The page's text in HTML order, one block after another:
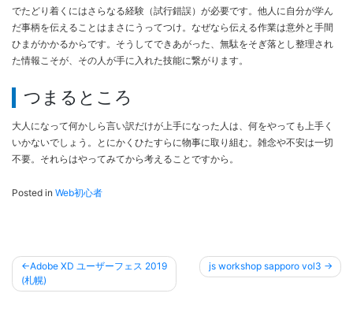
でたどり着くにはさらなる経験（試行錯誤）が必要です。他人に自分が学ん
だ事柄を伝えることはまさにうってつけ。なぜなら伝える作業は意外と手間
ひまがかかるからです。そうしてできあがった、無駄をそぎ落とし整理され
た情報こそが、その人が手に入れた技能に繋がります。
つまるところ
大人になって何かしら言い訳だけが上手になった人は、何をやっても上手く
いかないでしょう。とにかくひたすらに物事に取り組む。雑念や不安は一切
不要。それらはやってみてから考えることですから。
Posted in Web初心者
投
稿
Adobe XD ユーザーフェス 2019
(札幌)
js workshop sapporo vol3